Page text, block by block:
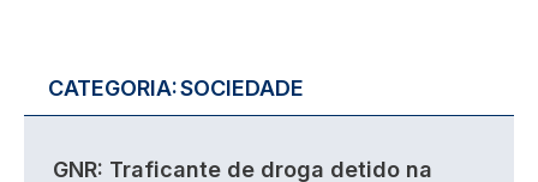
CATEGORIA:SOCIEDADE
GNR: Traficante de droga detido na